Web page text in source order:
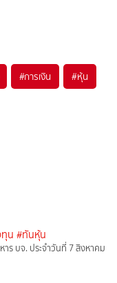
#การเงิน #หุ้น
ทุน #ทันหุ้น
ร บจ. ประจำวันที่ 7 สิงหาคม